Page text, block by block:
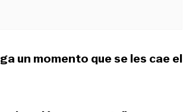
un momento que se les cae el